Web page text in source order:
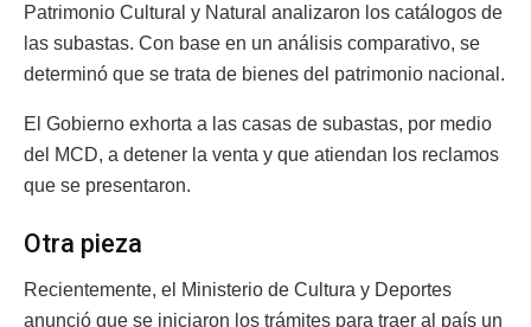
Patrimonio Cultural y Natural analizaron los catálogos de
las subastas. Con base en un análisis comparativo, se
determinó que se trata de bienes del patrimonio nacional.
El Gobierno exhorta a las casas de subastas, por medio
del MCD, a detener la venta y que atiendan los reclamos
que se presentaron.
Otra pieza
Recientemente, el Ministerio de Cultura y Deportes
anunció que se iniciaron los trámites para traer al país un